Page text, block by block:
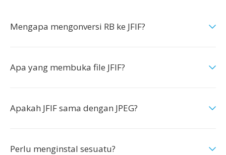
Mengapa mengonversi RB ke JFIF?
Apa yang membuka file JFIF?
Apakah JFIF sama dengan JPEG?
Perlu menginstal sesuatu?